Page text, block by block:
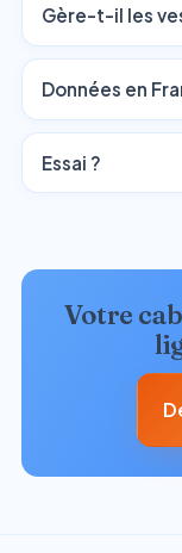
Gère-t-il les
Données en
Essai ?
Votre